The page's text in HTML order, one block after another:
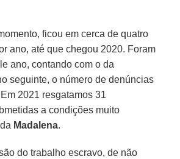
ficou em cerca de quatro
ano, até que chegou 2020. Foram
ano, contando com o da
seguinte, o número de denúncias
2021 resgatamos 31
a condições muito
Madalena.
do trabalho escravo, de não